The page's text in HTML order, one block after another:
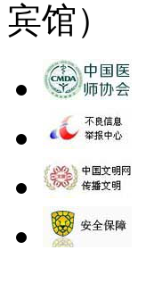
宾馆）